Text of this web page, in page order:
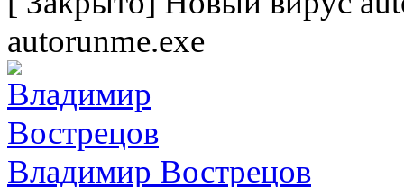
autorunme.exe
Владимир Вострецов